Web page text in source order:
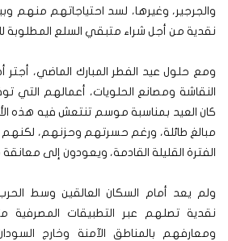
والجرجير، وغيرها، لسد احتياجاتهم منهم
نقدية من أجل شراء متبقي السلع المطلوبة
ومع حلول عيد الفطر المبارك الماضي، أجتر
النقاشة ومصانع الحلويات، أعمالهم
كان العيد بمناسبة موسم تنتعش فيه هذه
مبالغ طائلة، ورغم حسرتهم وحزنهم،
الفترة القليلة القادمة، ويعودون إلى
ولم يعد أمام السكان العالقين وسط
نقدية تصلهم عبر التطبيقات المصرفية
ومعارفهم بالمناطق الآمنة وخارج